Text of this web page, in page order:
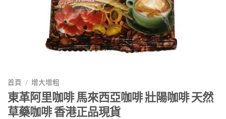
首頁 / 增大增粗
東革阿里咖啡 馬來西亞咖啡 壯陽咖啡 天然
草藥咖啡 香港正品現貨